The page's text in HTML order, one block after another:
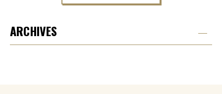
ARCHIVES